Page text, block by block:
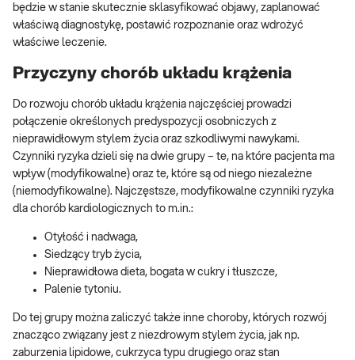
będzie w stanie skutecznie sklasyfikować objawy, zaplanować
właściwą diagnostykę, postawić rozpoznanie oraz wdrożyć
właściwe leczenie.
Przyczyny chorób układu krążenia
Do rozwoju chorób układu krążenia najczęściej prowadzi
połączenie określonych predyspozycji osobniczych z
nieprawidłowym stylem życia oraz szkodliwymi nawykami.
Czynniki ryzyka dzieli się na dwie grupy – te, na które pacjenta ma
wpływ (modyfikowalne) oraz te, które są od niego niezależne
(niemodyfikowalne). Najczęstsze, modyfikowalne czynniki ryzyka
dla chorób kardiologicznych to m.in.:
Otyłość i nadwaga,
Siedzący tryb życia,
Nieprawidłowa dieta, bogata w cukry i tłuszcze,
Palenie tytoniu.
Do tej grupy można zaliczyć także inne choroby, których rozwój
znacząco związany jest z niezdrowym stylem życia, jak np.
zaburzenia lipidowe, cukrzyca typu drugiego oraz stan